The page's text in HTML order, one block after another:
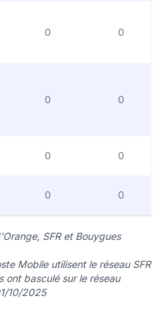
0 0
0 0
0 0
0 0
SFR et Bouygues
Mobile utilisent le réseau SFR
ont basculé sur le réseau
10/2025